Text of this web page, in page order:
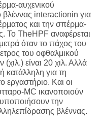
αυχενικού
βλέννας interactionin για
και την σπέρμα-
Το TheHPF αναφέρεται
όταν το πάχος του
του οφθαλμικού
είναι 20 χιλ. Αλλά
κατάλληλη για τη
εργαστήριο. Και οι
MC ικανοποιούν
την
βλέννας.